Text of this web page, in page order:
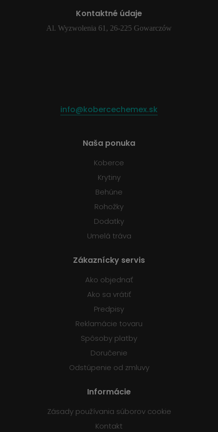
Kontaktné údaje
Al. Wyzwolenia 61, 26-225 Gowarczów
info@kobercechemex.sk
Naša ponuka
Koberce
Krytiny
Behúne
Rohožky
Dodatky
Umelá tráva
Zákaznícky servis
Ako objednať
Ako sa vrátiť
Predpisy
Reklamácie tovaru
Spôsoby platby
Doručenie
Odstúpenie od zmluvy
Informácie
Zásady používania súborov cookie
Kontakt